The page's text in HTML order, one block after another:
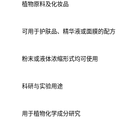
植物原料及化妆品
可用于护肤品、精华液或面膜的配方
粉末或液体浓缩形式均可使用
科研与实验用途
用于植物化学成分研究